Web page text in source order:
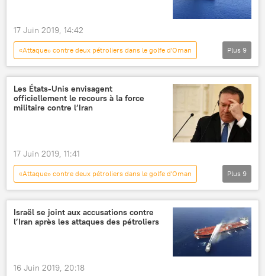
17 Juin 2019, 14:42
«Attaque» contre deux pétroliers dans le golfe d'Oman
International
Actualités
Téhéran
Iran
États-Unis
Golfe persique
sécurité
Plus 9
Les États-Unis envisagent
officiellement le recours à la force
militaire contre l’Iran
17 Juin 2019, 11:41
«Attaque» contre deux pétroliers dans le golfe d'Oman
International
Actualités
Iran
États-Unis
Mike Pompeo
mer d'Arabie
pétrolier
attaque
Plus 9
Israël se joint aux accusations contre
l’Iran après les attaques des pétroliers
16 Juin 2019, 20:18